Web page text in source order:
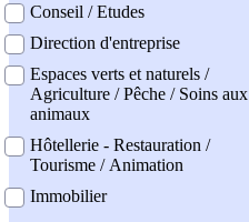
Conseil / Etudes
Direction d'entreprise
Espaces verts et naturels /
Agriculture / Pêche / Soins aux
animaux
Hôtellerie - Restauration /
Tourisme / Animation
Immobilier